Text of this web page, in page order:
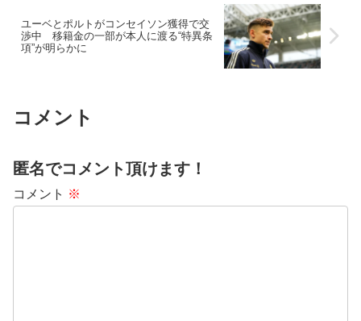
ユーベとポルトがコンセイソン獲得で交
渉中 移籍金の一部が本人に渡る“特異条
項”が明らかに
コメント
匿名でコメント頂けます！
コメント ※